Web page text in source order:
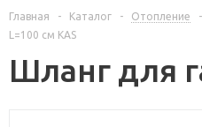
Главная - Каталог - Отопление -
L=100 см KAS
Шланг для